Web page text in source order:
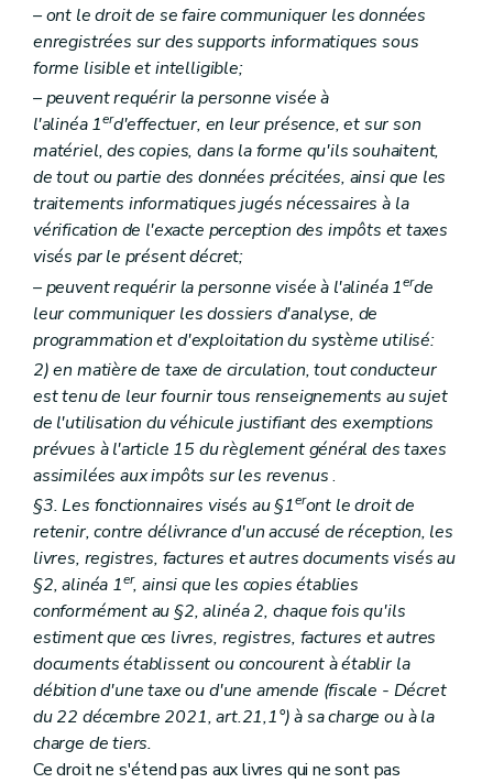
– ont le droit de se faire communiquer les données
enregistrées sur des supports informatiques sous
forme lisible et intelligible;
– peuvent requérir la personne visée à
l'alinéa 1erd'effectuer, en leur présence, et sur son
matériel, des copies, dans la forme qu'ils souhaitent,
de tout ou partie des données précitées, ainsi que les
traitements informatiques jugés nécessaires à la
vérification de l'exacte perception des impôts et taxes
visés par le présent décret;
– peuvent requérir la personne visée à l'alinéa 1erde
leur communiquer les dossiers d'analyse, de
programmation et d'exploitation du système utilisé:
2) en matière de taxe de circulation, tout conducteur
est tenu de leur fournir tous renseignements au sujet
de l'utilisation du véhicule justifiant des exemptions
prévues à l'article 15 du règlement général des taxes
assimilées aux impôts sur les revenus.
§3. Les fonctionnaires visés au §1eront le droit de
retenir, contre délivrance d'un accusé de réception, les
livres, registres, factures et autres documents visés au
§2, alinéa 1er, ainsi que les copies établies
conformément au §2, alinéa 2, chaque fois qu'ils
estiment que ces livres, registres, factures et autres
documents établissent ou concourent à établir la
débition d'une taxe ou d'une amende (fiscale - Décret
du 22 décembre 2021, art.21,1°) à sa charge ou à la
charge de tiers.
Ce droit ne s'étend pas aux livres qui ne sont pas